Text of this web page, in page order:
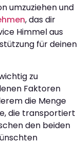
umzuziehen und
, das dir
Himmel aus
für deinen
zu
Faktoren
die Menge
die transportiert
den beiden